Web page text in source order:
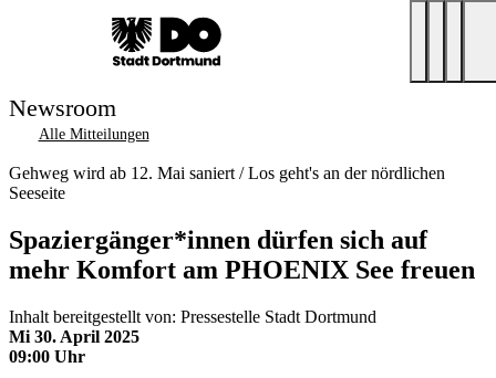
Newsroom
Alle Mitteilungen
Gehweg wird ab 12. Mai saniert / Los geht's an der nördlichen
Seeseite
Spaziergänger*innen dürfen sich auf
mehr Komfort am PHOENIX See freuen
Inhalt bereitgestellt von: Pressestelle Stadt Dortmund
Mi 30. April 2025
09:00 Uhr